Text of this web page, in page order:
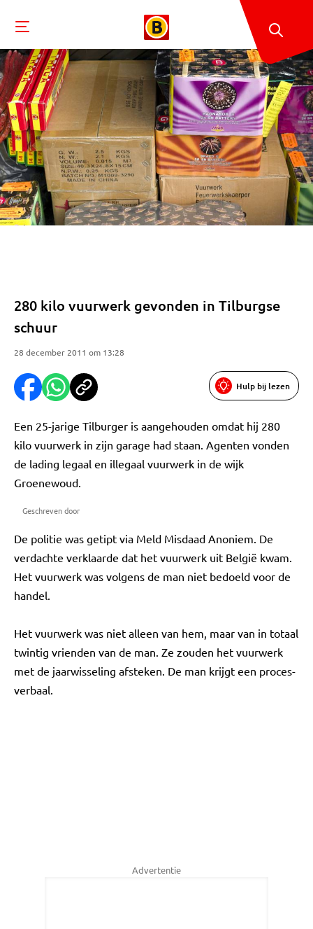
280 kilo vuurwerk gevonden in Tilburgse
schuur
28 december 2011 om 13:28
Hulp bij lezen
Een 25-jarige Tilburger is aangehouden omdat hij 280
kilo vuurwerk in zijn garage had staan. Agenten vonden
de lading legaal en illegaal vuurwerk in de wijk
Groenewoud.
Geschreven door
De politie was getipt via Meld Misdaad Anoniem. De
verdachte verklaarde dat het vuurwerk uit België kwam.
Het vuurwerk was volgens de man niet bedoeld voor de
handel.
Het vuurwerk was niet alleen van hem, maar van in totaal
twintig vrienden van de man. Ze zouden het vuurwerk
met de jaarwisseling afsteken. De man krijgt een proces-
verbaal.
Advertentie